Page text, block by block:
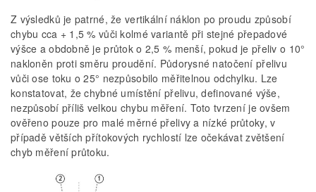
Z výsledků je patrné, že vertikální náklon po proudu způsobí
chybu cca + 1,5 % vůči kolmé variantě při stejné přepadové
výšce a obdobně je průtok o 2,5 % menší, pokud je přeliv o 10°
nakloněn proti směru proudění. Půdorysné natočení přelivu
vůči ose toku o 25° nezpůsobilo měřitelnou odchylku. Lze
konstatovat, že chybné umístění přelivu, definované výše,
nezpůsobí příliš velkou chybu měření. Toto tvrzení je ovšem
ověřeno pouze pro malé měrné přelivy a nízké průtoky, v
případě větších přítokových rychlostí lze očekávat zvětšení
chyb měření průtoku.